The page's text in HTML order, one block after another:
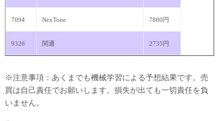
7094 NexTone 7880円
9326 関通 2735円
※注意事項：あくまでも機械学習による予想結果です。売
買は自己責任でお願いします。損失が出ても一切責任を負
いません。